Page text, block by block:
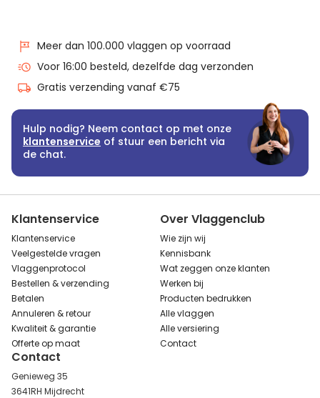
Meer dan 100.000 vlaggen op voorraad
Voor 16:00 besteld, dezelfde dag verzonden
Gratis verzending vanaf €75
Hulp nodig? Neem contact op met onze
klantenservice of stuur een bericht via
de chat.
Klantenservice
Klantenservice
Veelgestelde vragen
Vlaggenprotocol
Bestellen & verzending
Betalen
Annuleren & retour
Kwaliteit & garantie
Offerte op maat
Over Vlaggenclub
Wie zijn wij
Kennisbank
Wat zeggen onze klanten
Werken bij
Producten bedrukken
Alle vlaggen
Alle versiering
Contact
Contact
Genieweg 35
3641RH Mijdrecht